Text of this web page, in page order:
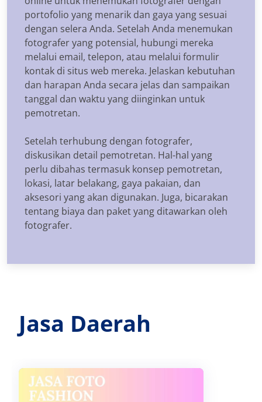
portofolio yang menarik dan gaya yang sesuai
dengan selera Anda. Setelah Anda menemukan
fotografer yang potensial, hubungi mereka
melalui email, telepon, atau melalui formulir
kontak di situs web mereka. Jelaskan kebutuhan
dan harapan Anda secara jelas dan sampaikan
tanggal dan waktu yang diinginkan untuk
pemotretan.
Setelah terhubung dengan fotografer,
diskusikan detail pemotretan. Hal-hal yang
perlu dibahas termasuk konsep pemotretan,
lokasi, latar belakang, gaya pakaian, dan
aksesori yang akan digunakan. Juga, bicarakan
tentang biaya dan paket yang ditawarkan oleh
fotografer.
Jasa Daerah